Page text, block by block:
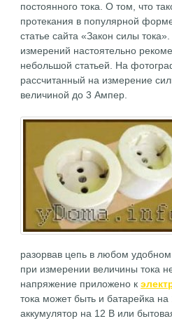
постоянного тока. О том, что
протекания в популярной
статье сайта «Закон силы
измерений настоятельно
небольшой статьей. На
рассчитанный на измерение
величиной до 3 Ампер.
разорвав цепь в любом
при измерении величины тока
напряжение приложено к
тока может быть и батарейка
аккумулятор на 12 В или